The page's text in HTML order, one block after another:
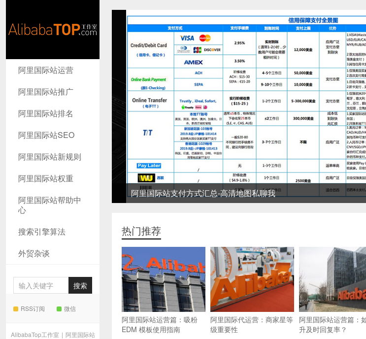
AlibabaTop
工作室
阿里国际站运营
阿里国际站推广
阿里国际站排名
阿里国际站SEO
阿里国际站新规则
阿里国际站权重
阿里国际站帮助中
心
搜索引擎算法
外贸杂谈
RSS订阅 微信
AlibabaTop工作室 | 阿里国际站
阿里国际站支付方式汇总-高清地图私聊我
热门推荐
阿里国际站运营篇：吸粉
EDM 模板使用指南
阿里国际代运营：商家星等
级重要性
阿里国际站运营篇：
升及时回复率？